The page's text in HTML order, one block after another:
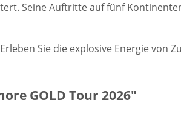
Seine Auftritte auf fünf
Sie die explosive Energie von
GOLD Tour 2026"